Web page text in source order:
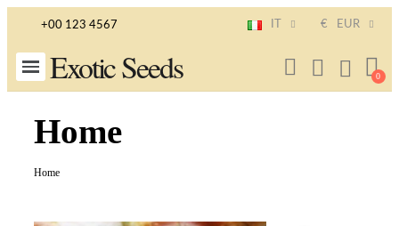
+00 123 4567 € EUR
Exotic Seeds
Home
Home